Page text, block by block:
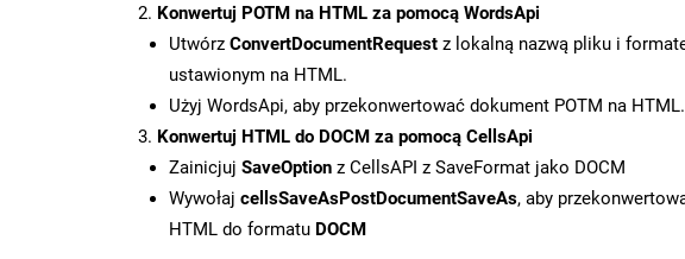
Konwertuj POTM na HTML za pomocą WordsApi
Utwórz ConvertDocumentRequest z lokalną nazwą pliku i
ustawionym na HTML.
Użyj WordsApi, aby przekonwertować dokument POTM na HTML.
Konwertuj HTML do DOCM za pomocą CellsApi
Zainicjuj SaveOption z CellsAPI z SaveFormat jako DOCM
Wywołaj cellsSaveAsPostDocumentSaveAs, aby
HTML do formatu DOCM